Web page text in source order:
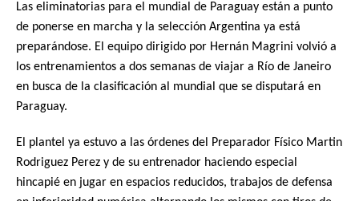
Las eliminatorias para el mundial de Paraguay están a punto
de ponerse en marcha y la selección Argentina ya está
preparándose. El equipo dirigido por Hernán Magrini volvió a
los entrenamientos a dos semanas de viajar a Río de Janeiro
en busca de la clasificación al mundial que se disputará en
Paraguay.
El plantel ya estuvo a las órdenes del Preparador Físico Martin
Rodriguez Perez y de su entrenador haciendo especial
hincapié en jugar en espacios reducidos, trabajos de defensa